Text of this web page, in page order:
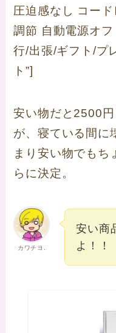
圧迫感なし コー
調節 自動電源オ
行/出張/ギフト/プ
ト”]
安い物だと2500
が、寝ている間に
まり安い物でも
らに決定。
カワチヨ.
安い商
よ！！